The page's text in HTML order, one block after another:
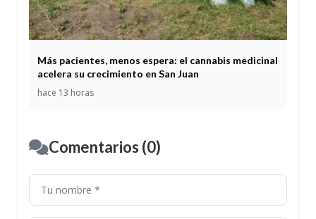
Más pacientes, menos espera: el cannabis medicinal
acelera su crecimiento en San Juan
hace 13 horas
Comentarios (0)